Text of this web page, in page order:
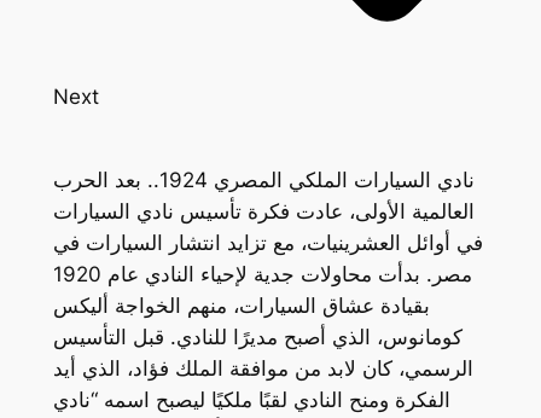
Next
نادي السيارات الملكي المصري 1924.. بعد الحرب
العالمية الأولى، عادت فكرة تأسيس نادي السيارات
في أوائل العشرينيات، مع تزايد انتشار السيارات في
مصر. بدأت محاولات جدية لإحياء النادي عام 1920
بقيادة عشاق السيارات، منهم الخواجة أليكس
كومانوس، الذي أصبح مديرًا للنادي. قبل التأسيس
الرسمي، كان لابد من موافقة الملك فؤاد، الذي أيد
الفكرة ومنح النادي لقبًا ملكيًا ليصبح اسمه “نادي